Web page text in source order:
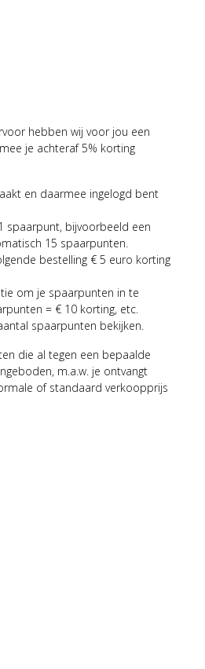
hebben wij voor jou een
je achteraf 5% korting
en daarmee ingelogd bent
spaarpunt, bijvoorbeeld een
15 spaarpunten.
bestelling € 5 euro korting
om je spaarpunten in te
= € 10 korting, etc.
spaarpunten bekijken.
die al tegen een bepaalde
m.a.w. je ontvangt
of standaard verkoopprijs